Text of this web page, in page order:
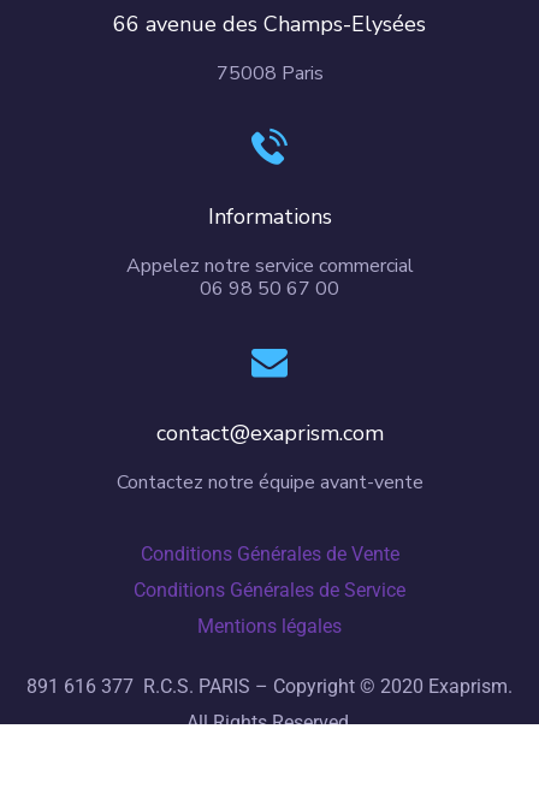
66 avenue des Champs-Elysées
75008 Paris
Informations
Appelez notre service commercial
06 98 50 67 00
contact@exaprism.com
Contactez notre équipe avant-vente
Conditions Générales de Vente
Conditions Générales de Service
Mentions légales
891 616 377 R.C.S. PARIS – Copyright © 2020 Exaprism.
All Rights Reserved.